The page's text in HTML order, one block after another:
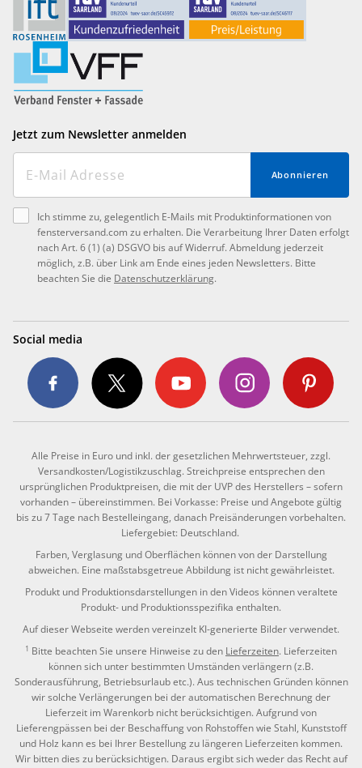
Jetzt zum Newsletter anmelden
Abonnieren
Ich stimme zu, gelegentlich E-Mails mit Produktinformationen von
fensterversand.com zu erhalten. Die Verarbeitung Ihrer Daten erfolgt
nach Art. 6 (1) (a) DSGVO bis auf Widerruf. Abmeldung jederzeit
möglich, z.B. über Link am Ende eines jeden Newsletters. Bitte
beachten Sie die Datenschutzerklärung.
Social media
Alle Preise in Euro und inkl. der gesetzlichen Mehrwertsteuer, zzgl.
Versandkosten/Logistikzuschlag. Streichpreise entsprechen den
ursprünglichen Produktpreisen, die mit der UVP des Herstellers – sofern
vorhanden – übereinstimmen. Bei Vorkasse: Preise und Angebote gültig
bis zu 7 Tage nach Bestelleingang, danach Preisänderungen vorbehalten.
Liefergebiet: Deutschland.
Farben, Verglasung und Oberflächen können von der Darstellung
abweichen. Eine maßstabsgetreue Abbildung ist nicht gewährleistet.
Produkt und Produktionsdarstellungen in den Videos können veraltete
Produkt- und Produktionsspezifika enthalten.
Auf dieser Webseite werden vereinzelt KI-generierte Bilder verwendet.
1 Bitte beachten Sie unsere Hinweise zu den Lieferzeiten. Lieferzeiten
können sich unter bestimmten Umständen verlängern (z.B.
Sonderausführung, Betriebsurlaub etc.). Aus technischen Gründen können
wir solche Verlängerungen bei der automatischen Berechnung der
Lieferzeit im Warenkorb nicht berücksichtigen. Aufgrund von
Lieferengpässen bei der Beschaffung von Rohstoffen wie Stahl, Kunststoff
und Holz kann es bei Ihrer Bestellung zu längeren Lieferzeiten kommen.
Wir bitten dies zu berücksichtigen. Daraus ergibt sich weder das Recht auf